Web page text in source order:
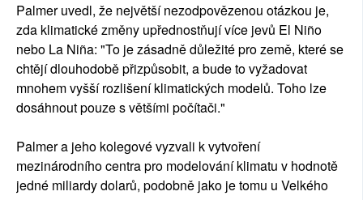
Palmer uvedl, že největší nezodpovězenou otázkou je,
zda klimatické změny upřednostňují více jevů El Niño
nebo La Niña: "To je zásadně důležité pro země, které se
chtějí dlouhodobě přizpůsobit, a bude to vyžadovat
mnohem vyšší rozlišení klimatických modelů. Toho lze
dosáhnout pouze s většími počítači."
Palmer a jeho kolegové vyzvali k vytvoření
mezinárodního centra pro modelování klimatu v hodnotě
jedné miliardy dolarů, podobně jako je tomu u Velkého